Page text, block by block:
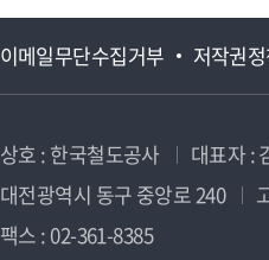
이메일무단수집거부 저작권
상호 : 한국철도공사 대표자 :
대전광역시 동구 중앙로 240
팩스 : 02-361-8385